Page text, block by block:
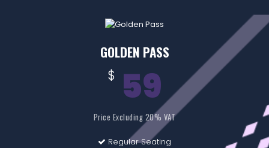
GOLDEN PASS
$ 59
Price Excluding 20% VAT
Regular Seating